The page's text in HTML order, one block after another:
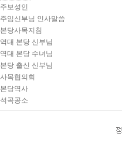
주보성인
주임신부님 인사말씀
본당사목지침
역대 본당 신부님
역대 본당 수녀님
본당 출신 신부님
사목협의회
본당역사
석곡공소